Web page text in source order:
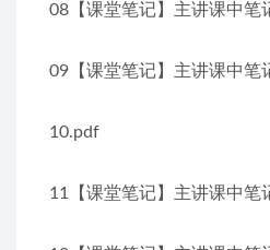
08【课堂笔记】主讲课中笔
09【课堂笔记】主讲课中笔
10.pdf
11【课堂笔记】主讲课中笔